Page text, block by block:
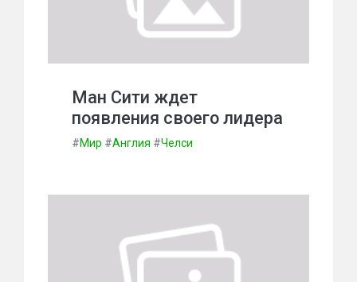
Ман Сити ждет
появления своего лидера
#Мир #Англия #Челси